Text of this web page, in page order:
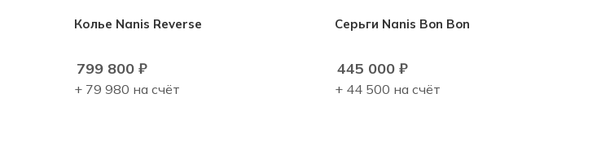
Колье Nanis Reverse
799 800₽
+ 79 980 на счёт
Серьги Nanis Bon Bon
445 000 ₽
+ 44 500 на счёт